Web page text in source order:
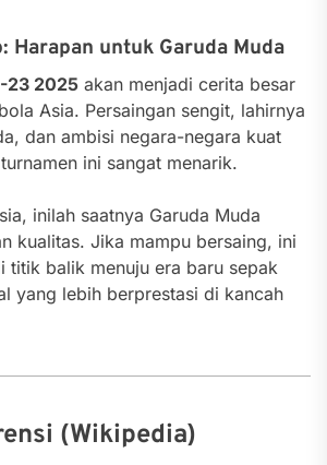
Harapan untuk Garuda Muda
23 2025akan menjadi cerita besar
Asia. Persaingan sengit, lahirnya
dan ambisi negara-negara kuat
ini sangat menarik.
inilah saatnya Garuda Muda
kualitas. Jika mampu bersaing, ini
titik balik menuju era baru sepak
yang lebih berprestasi di kancah
(Wikipedia)